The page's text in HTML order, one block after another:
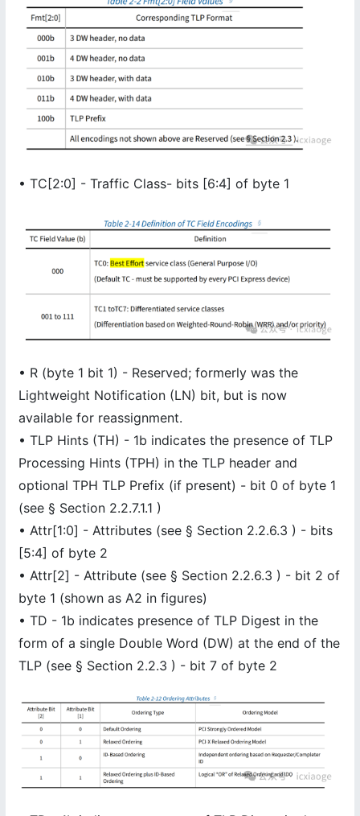
• TC[2:0] - Traffic Class- bits [6:4] of byte 1
• R (byte 1 bit 1) - Reserved; formerly was the
Lightweight Notification (LN) bit, but is now
available for reassignment.
• TLP Hints (TH) - 1b indicates the presence of TLP
Processing Hints (TPH) in the TLP header and
optional TPH TLP Prefix (if present) - bit 0 of byte 1
(see § Section 2.2.7.1.1 )
• Attr[1:0] - Attributes (see § Section 2.2.6.3 ) - bits
[5:4] of byte 2
• Attr[2] - Attribute (see § Section 2.2.6.3 ) - bit 2 of
byte 1 (shown as A2 in figures)
• TD - 1b indicates presence of TLP Digest in the
form of a single Double Word (DW) at the end of the
TLP (see § Section 2.2.3 ) - bit 7 of byte 2